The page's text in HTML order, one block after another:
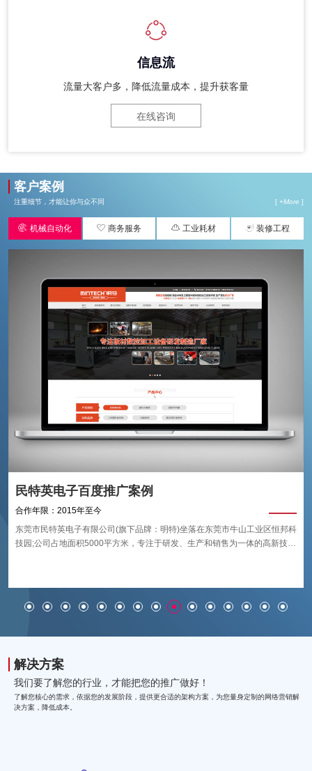
信息流
流量大客户多，降低流量成本，提升获客量
在线咨询
客户案例
注重细节，才能让你与众不同 [ +More ]
 机械自动化  商务服务  工业耗材  装修工程
民特英电子百度推广案例
合作年限：2015年至今
东莞市民特英电子有限公司(旗下品牌：明特)坐落在东莞市牛山工业区恒邦科
技园;公司占地面积5000平方米，专注于研发、生产和销售为一体的高新技术
解决方案
我们要了解您的行业，才能把您的推广做好！
了解您核心的需求，依据您的发展阶段，提供更合适的架构方案，为您量身定制的网络营销解
决方案，降低成本。